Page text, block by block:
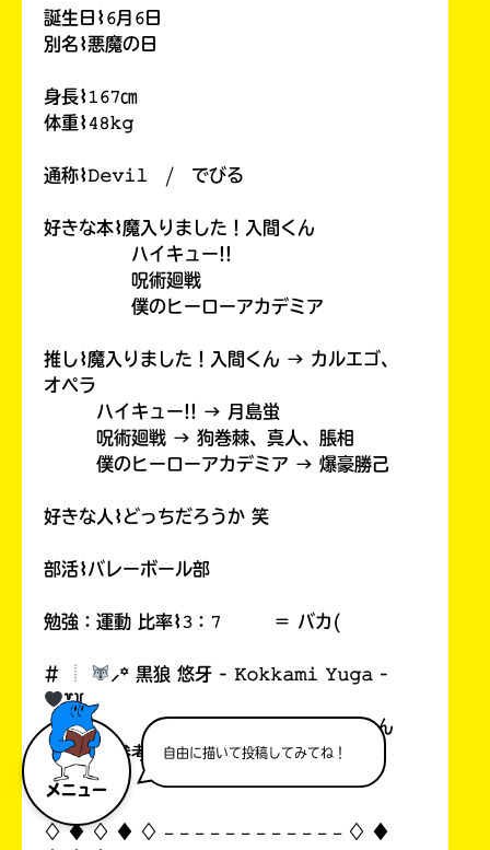
メニュー
自由に描いて投稿してみてね！
誕生日⌇𝟼月𝟼日
別名⌇悪魔の日
身長⌇𝟷𝟼𝟽㎝
体重⌇𝟺𝟾𝚔𝚐
通称⌇𝙳𝚎𝚟𝚒𝚕 / でびる
好きな本⌇魔入りました！入間くん
ハイキュー!!
呪術廻戦
僕のヒーローアカデミア
推し⌇魔入りました！入間くん → カルエゴ、
オペラ
ハイキュー!! → 月島蛍
呪術廻戦 → 狗巻棘、真人、脹相
僕のヒーローアカデミア → 爆豪勝己
好きな人⌇どっちだろうか 笑
部活⌇バレーボール部
勉強：運動 比率⌇𝟹：𝟽 ＝ バカ(
# ︎┊︎
⸝꙳ 黒狼 悠牙 - 𝙺𝚘𝚔𝚔𝚊𝚖𝚒 𝚈𝚞𝚐𝚊 -
꒷꒦
さん
の雰囲気参考
♢ ♦︎ ♢ ♦︎ ♢ 𓐄 𓐄 𓐄 𓐄 𓐄 𓐄 𓐄 𓐄 𓐄 𓐄 𓐄 𓐄 ♢ ♦︎